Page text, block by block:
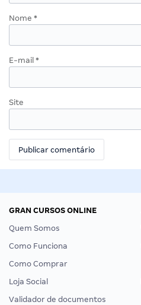
Nome *
E-mail *
Site
GRAN CURSOS ONLINE
Quem Somos
Como Funciona
Como Comprar
Loja Social
Validador de documentos